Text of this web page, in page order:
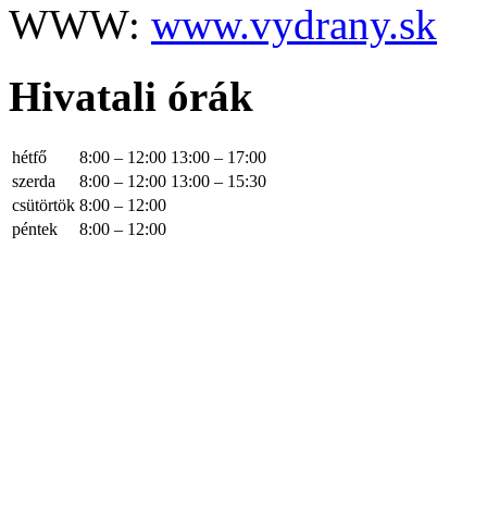
WWW: www.vydrany.sk
Hivatali órák
hétfő 8:00 – 12:00 13:00 – 17:00
szerda
8:00 – 12:00 13:00 – 15:30
csütörtök 8:00 – 12:00
péntek
8:00 – 12:00